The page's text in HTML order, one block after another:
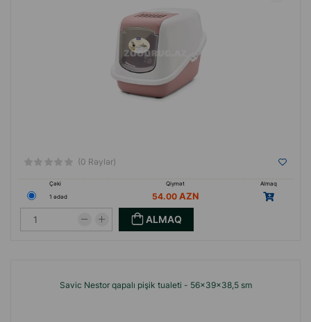
(0 Rəylər)
Çəki Qiymət
Almaq
1 ədəd
54.00
ALMAQ
Savic Nestor qapalı pişik tualeti - 56x39x38,5 sm